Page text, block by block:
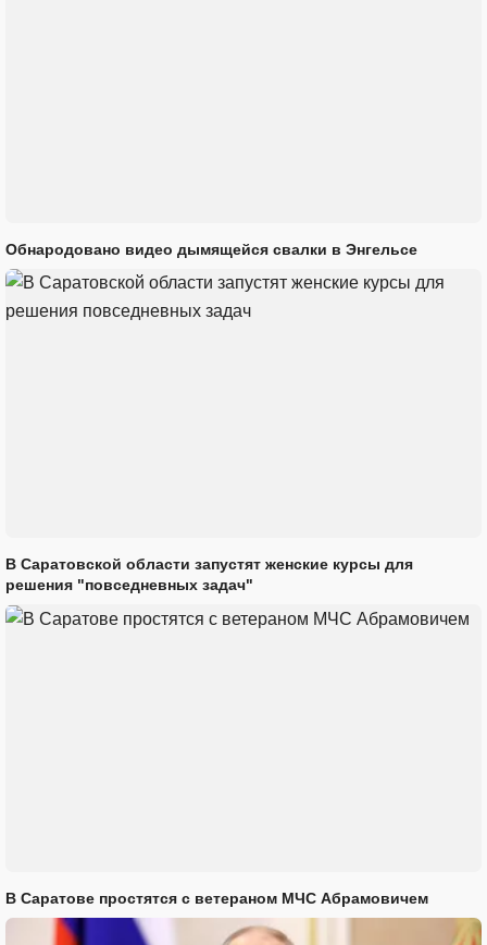
Обнародовано видео дымящейся свалки в Энгельсе
В Саратовской области запустят женские курсы для
решения "повседневных задач"
В Саратове простятся с ветераном МЧС Абрамовичем